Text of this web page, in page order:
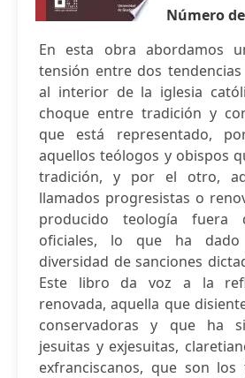
Número
En esta obra abordamos
tensión entre dos
al interior de la iglesia
choque entre tradición y
que está representado,
aquellos teólogos y obispos
tradición, y por el otro,
llamados progresistas o
producido teología fuera
oficiales, lo que ha
diversidad de sanciones
Este libro da voz a la
renovada, aquella que
conservadoras y que ha
jesuitas y exjesuitas,
exfranciscanos, que son